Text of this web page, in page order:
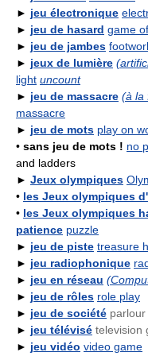
► jeu électronique
► jeu de hasard game
► jeu de jambes
► jeux de lumière
light uncount
► jeu de massacre (à la
massacre
► jeu de mots play on
• sans jeu de mots ! no
and ladders
► Jeux olympiques
• les Jeux olympiques
• les Jeux olympiques
patience puzzle
► jeu de piste treasure
► jeu radiophonique
► jeu en réseau
► jeu de rôles role play
► jeu de société
► jeu télévisé television
► jeu vidéo video game